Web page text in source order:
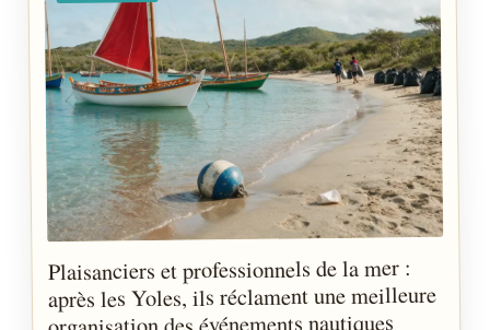
Plaisanciers et professionnels de la mer :
après les Yoles, ils réclament une meilleure